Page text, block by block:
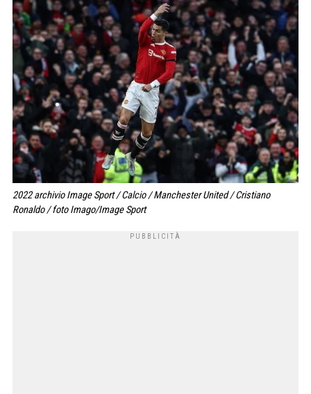
2022 archivio Image Sport / Calcio / Manchester United / Cristiano
Ronaldo / foto Imago/Image Sport